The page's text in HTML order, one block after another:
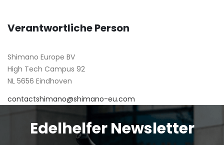
Verantwortliche Person
Shimano Europe BV
High Tech Campus 92
NL 5656 Eindhoven
contactshimano@shimano-eu.com
Edelhelfer Newsletter